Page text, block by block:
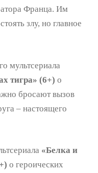
Франца. Им
злу, но главное
мультсериала
тигра» (6+) о
бросают вызов
– настоящего
«Белка и
о героических